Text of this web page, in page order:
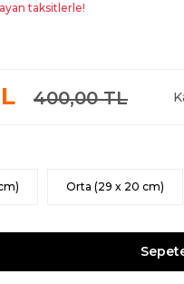
taksitlerle!
400,00 TL
Orta (29 x 20 cm)